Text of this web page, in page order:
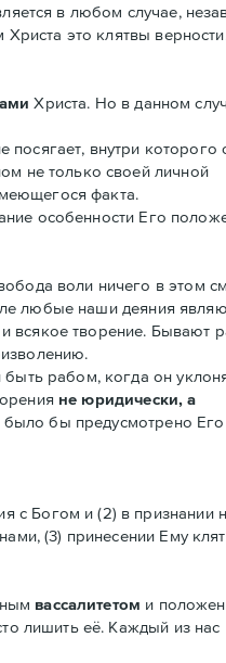
в любом случае,
Христа это клятвы
Христа. Но в данном
посягает, внутри которого
не только своей личной
факта.
особенности Его
воли ничего в этом
любые наши деяния
всякое творение. Бывают
быть рабом, когда он
не юридически, а
было бы предусмотрено Его
с Богом и (2) в признании
(3) принесении Ему
вассалитетом и
лишить её. Каждый из нас